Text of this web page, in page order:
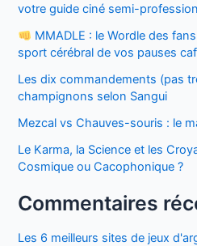
votre guide ciné semi-
MMADLE : le Wordle des
sport cérébral de vos pauses
Les dix commandements (pas
champignons selon Sangui
Mezcal vs Chauves-souris : le
Le Karma, la Science et les
Cosmique ou Cacophonique ?
Commentaires
Les 6 meilleurs sites de jeux